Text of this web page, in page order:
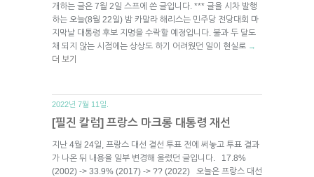
개하는 글은 7월 2일 스프에 쓴 글입니다. *** 글을 시차 발행
하는 오늘(8월 22일) 밤 카말라 해리스는 민주당 전당대회 마
지막날 대통령 후보 지명을 수락할 예정입니다. 불과 두 달도
채 되지 않는 시점에는 상상도 하기 어려웠던 일이 현실로 →
더 보기
2022년 7월 11일.
[필진 칼럼] 프랑스 마크롱 대통령 재선
지난 4월 24일, 프랑스 대선 결선 투표 전에 써놓고 투표 결과
가 나온 뒤 내용을 일부 변경해 올렸던 글입니다. 17.8%
(2002) -> 33.9% (2017) -> ?? (2022) 오늘은 프랑스 대선